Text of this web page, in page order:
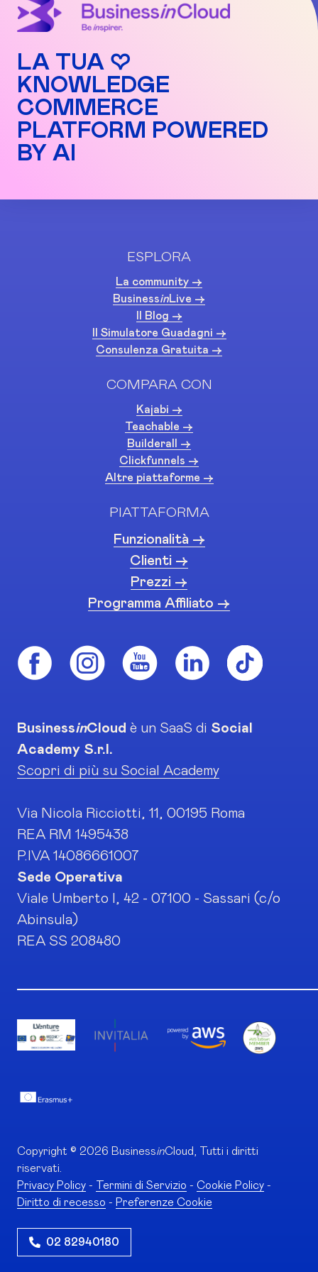
LA TUA ♡
KNOWLEDGE
COMMERCE
PLATFORM POWERED
BY AI
ESPLORA
La community ->
BusinessinLive ->
Il Blog ->
Il Simulatore Guadagni ->
Consulenza Gratuita ->
COMPARA CON
Kajabi ->
Teachable ->
Builderall ->
Clickfunnels ->
Altre piattaforme ->
PIATTAFORMA
Funzionalità ->
Clienti ->
Prezzi ->
Programma Affiliato ->
BusinessinCloud è un SaaS di Social
Academy S.r.l.
Scopri di più su Social Academy
Via Nicola Ricciotti, 11, 00195 Roma
REA RM 1495438
P.IVA 14086661007
Sede Operativa
Viale Umberto I, 42 - 07100 - Sassari (c/o
Abinsula)
REA SS 208480
Copyright © 2026 BusinessinCloud, Tutti i diritti
riservati.
Privacy Policy - Termini di Servizio - Cookie Policy -
Diritto di recesso - Preferenze Cookie
02 82940180